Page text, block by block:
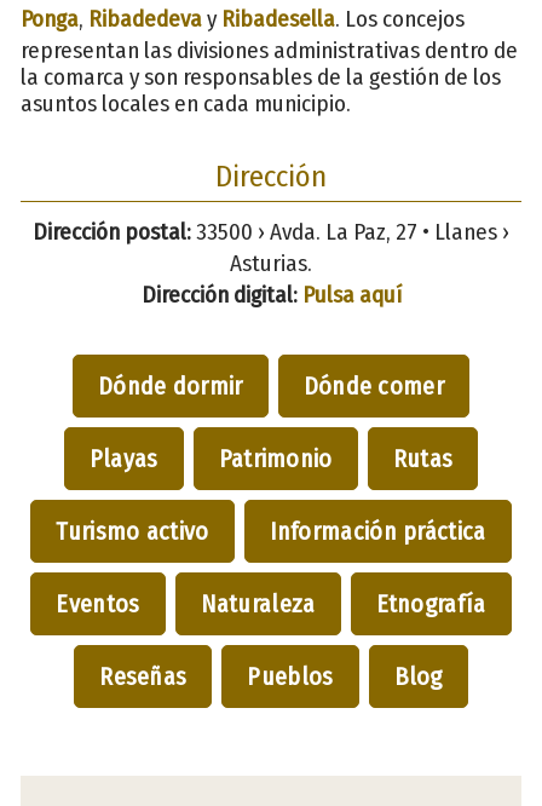
Ponga, Ribadedevay Ribadesella. Los concejos
representan las divisiones administrativas dentro de
la comarca y son responsables de la gestión de los
asuntos locales en cada municipio.
Dirección
Dirección postal:33500 › Avda. La Paz, 27 • Llanes ›
Asturias.
Dirección digital: Pulsa aquí
Dónde dormir Dónde comer
Playas Patrimonio Rutas
Turismo activo Información práctica
Eventos Naturaleza Etnografía
Reseñas Pueblos Blog